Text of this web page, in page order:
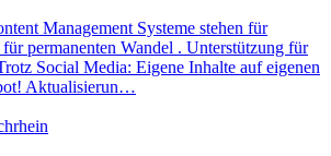
Management Systeme stehen für
permanenten Wandel . Unterstützung für
Social Media: Eigene Inhalte auf eigenen
Aktualisierun…